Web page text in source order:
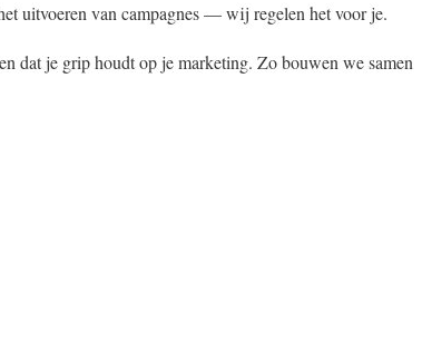
uitvoeren van campagnes — wij regelen het voor je.
dat je grip houdt op je marketing. Zo bouwen we samen